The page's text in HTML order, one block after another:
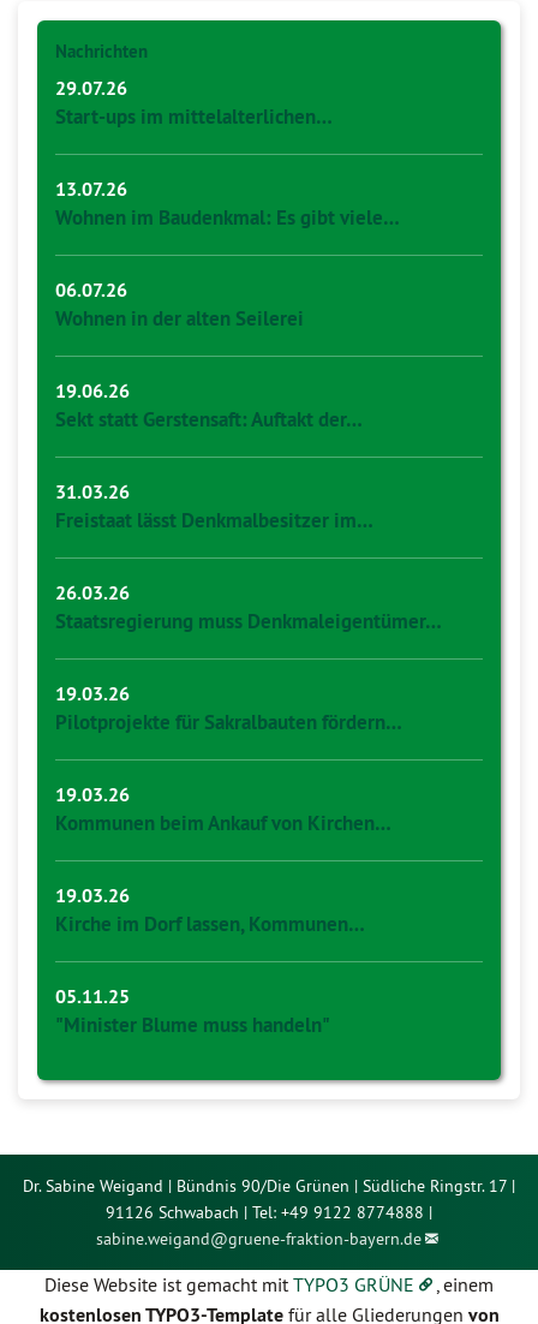
Nachrichten
29.07.26
Start-ups im mittelalterlichen…
13.07.26
Wohnen im Baudenkmal: Es gibt viele…
06.07.26
Wohnen in der alten Seilerei
19.06.26
Sekt statt Gerstensaft: Auftakt der…
31.03.26
Freistaat lässt Denkmalbesitzer im…
26.03.26
Staatsregierung muss Denkmaleigentümer…
19.03.26
Pilotprojekte für Sakralbauten fördern…
19.03.26
Kommunen beim Ankauf von Kirchen…
19.03.26
Kirche im Dorf lassen, Kommunen…
05.11.25
"Minister Blume muss handeln"
Dr. Sabine Weigand | Bündnis 90/Die Grünen | Südliche Ringstr. 17 |
91126 Schwabach | Tel: +49 9122 8774888 |
sabine.weigand@gruene-fraktion-bayern.de
Diese Website ist gemacht mitTYPO3 GRÜNE , einem
kostenlosen TYPO3-Templatefür alle Gliederungen von